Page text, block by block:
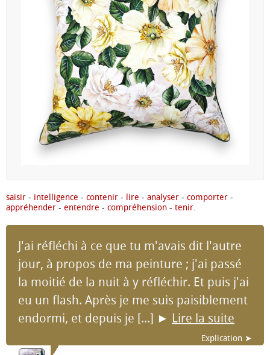
saisir - intelligence - contenir - lire - analyser - comporter -
appréhender - entendre - compréhension - tenir.
J'ai réfléchi à ce que tu m'avais dit l'autre
jour, à propos de ma peinture ; j'ai passé
la moitié de la nuit à y réfléchir. Et puis j'ai
eu un flash. Après je me suis paisiblement
endormi, et depuis je [...] ► Lire la suite
Explication ➤